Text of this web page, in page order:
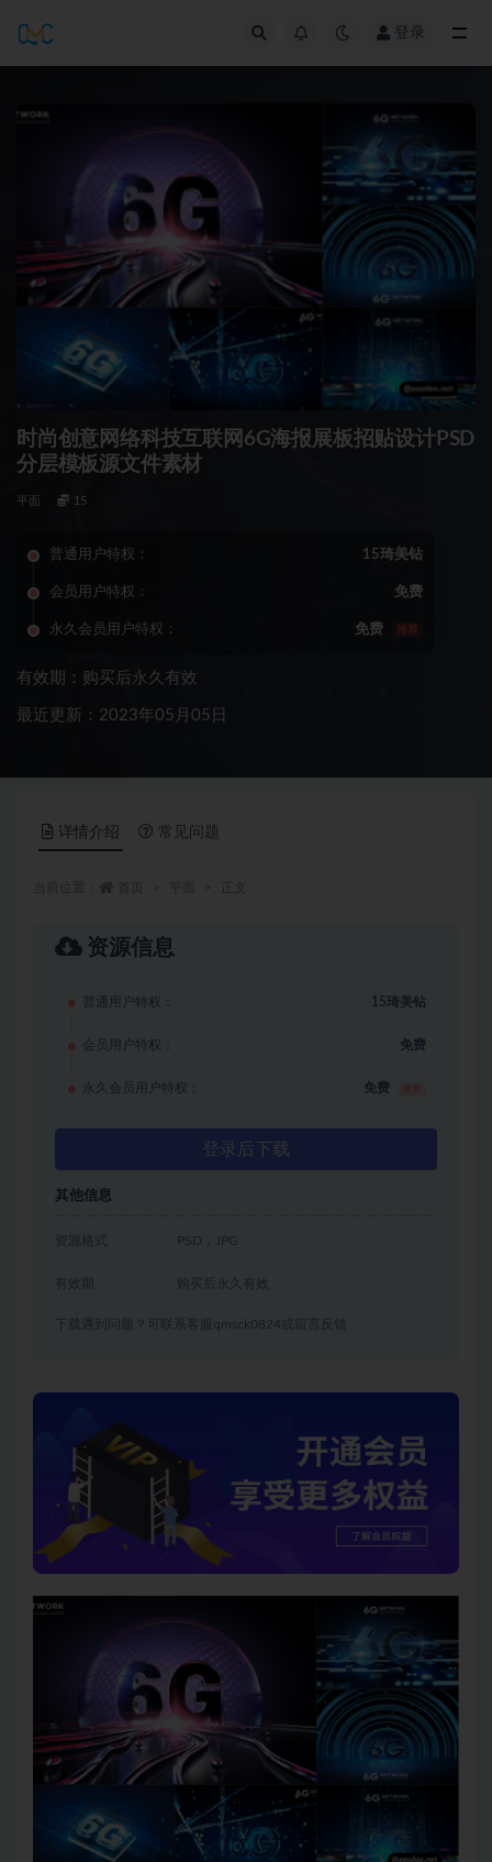
登录
时尚创意网络科技互联网6G海报展板招贴设计PSD
分层模板源文件素材
平面 15
普通用户特权： 15琦美钻
会员用户特权： 免费
永久会员用户特权： 免费 推荐
有效期：购买后永久有效
最近更新：2023年05月05日
详情介绍 常见问题
资源信息
普通用户特权： 15琦美钻
会员用户特权： 免费
永久会员用户特权： 免费
登录后下载
其他信息
资源格式 PSD，JPG
有效期 购买后永久有效
下载遇到问题？可联系客服qmsck0824或留言反馈